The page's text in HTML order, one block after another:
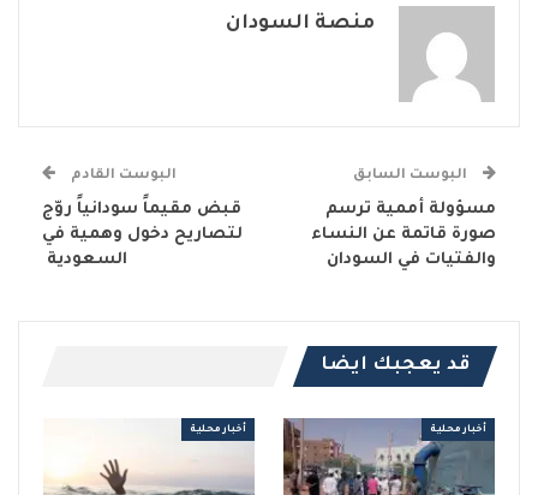
منصة السودان
البوست السابق
مسؤولة أممية ترسم
صورة قاتمة عن النساء
والفتيات في السودان
البوست القادم
قبض مقيماً سودانياً روّج
لتصاريح دخول وهمية في
السعودية
قد يعجبك ايضا
أخبار محلية أخبار محلية